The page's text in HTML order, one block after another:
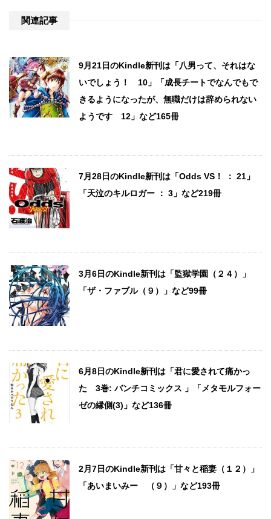
関連記事
9月21日のKindle新刊は「八男って、それはな
いでしょう！ 10」「成長チートでなんでもで
きるようになったが、無職だけは辞められない
ようです 12」など165冊
7月28日のKindle新刊は「Odds VS！ ： 21」
「天泣のキルロガー ： 3」など219冊
3月6日のKindle新刊は「監獄学園（２４）」
「ザ・ファブル（９）」など99冊
6月8日のKindle新刊は「君に愛されて痛かっ
た 3巻: バンチコミックス 」「メタモルフォー
ゼの縁側(3)」など136冊
2月7日のKindle新刊は「甘々と稲妻（１２）」
「あいまいみー （９）」など193冊